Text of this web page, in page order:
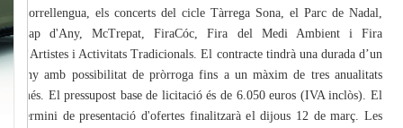
Correllengua, els concerts del cicle Tàrrega Sona, el Parc de Nadal,
Cap d'Any, McTrepat, FiraCóc, Fira del Medi Ambient i Fira
d'Artistes i Activitats Tradicionals. El contracte tindrà una durada d’un
any amb possibilitat de pròrroga fins a un màxim de tres anualitats
més. El pressupost base de licitació és de 6.050 euros (IVA inclòs). El
termini de presentació d'ofertes finalitzarà el dijous 12 de març. Les